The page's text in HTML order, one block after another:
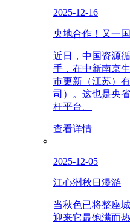
2025-12-16
央地合作！又一
近日，中国资源
手，在中新南京
市更新（江苏）
司）。这也是央
杆平台。
查看详情
2025-12-05
江心洲秋日漫游
当秋色已将整座
迎来它最饱满而